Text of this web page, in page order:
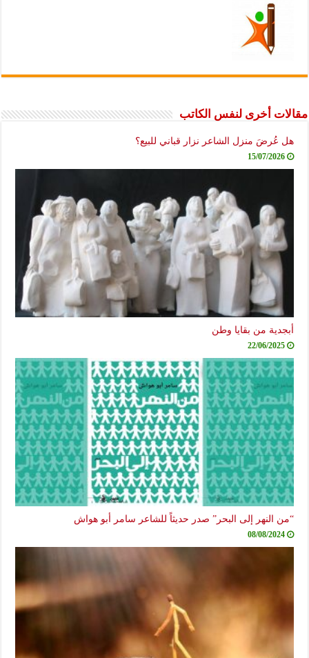
مقالات أخرى لنفس الكاتب
هل عُرضَ منزل الشاعر نزار قباني للبيع؟
15/07/2026
أبجدية من بقايا وطن
22/06/2025
“من النهر إلى البحر” صدر حديثاً للشاعر سامر أبو هواش
08/08/2024